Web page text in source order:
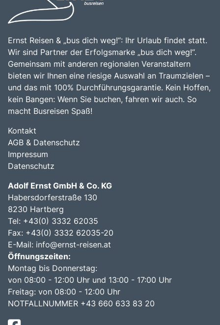
Ernst Reisen & „bus dich weg!“: Ihr Urlaub findet statt.
Wir sind Partner der Erfolgsmarke „bus dich weg!“.
Gemeinsam mit anderen regionalen Veranstaltern
bieten wir Ihnen eine riesige Auswahl an Traumzielen –
und das mit 100% Durchführungsgarantie. Kein Hoffen,
kein Bangen: Wenn Sie buchen, fahren wir auch. So
macht Busreisen Spaß!
Kontakt
AGB & Datenschutz
Impressum
Datenschutz
Adolf Ernst GmbH & Co. KG
Habersdorferstraße 130
8230 Hartberg
Tel: +43(0) 3332 62035
Fax: +43(0) 3332 62035-20
E-Mail: info@ernst-reisen.at
Öffnungszeiten:
Montag bis Donnerstag:
von 08:00 - 12:00 Uhr und 13:00 - 17:00 Uhr
Freitag: von 08:00 - 12:00 Uhr
NOTFALLNUMMER +43 660 633 83 20